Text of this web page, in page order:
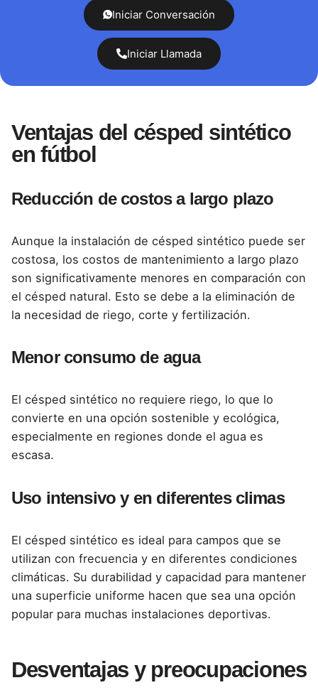
Iniciar Conversación
Iniciar Llamada
Ventajas del césped sintético
en fútbol
Reducción de costos a largo plazo
Aunque la instalación de césped sintético puede ser
costosa, los costos de mantenimiento a largo plazo
son significativamente menores en comparación con
el césped natural. Esto se debe a la eliminación de
la necesidad de riego, corte y fertilización.
Menor consumo de agua
El césped sintético no requiere riego, lo que lo
convierte en una opción sostenible y ecológica,
especialmente en regiones donde el agua es
escasa.
Uso intensivo y en diferentes climas
El césped sintético es ideal para campos que se
utilizan con frecuencia y en diferentes condiciones
climáticas. Su durabilidad y capacidad para mantener
una superficie uniforme hacen que sea una opción
popular para muchas instalaciones deportivas.
Desventajas y preocupaciones